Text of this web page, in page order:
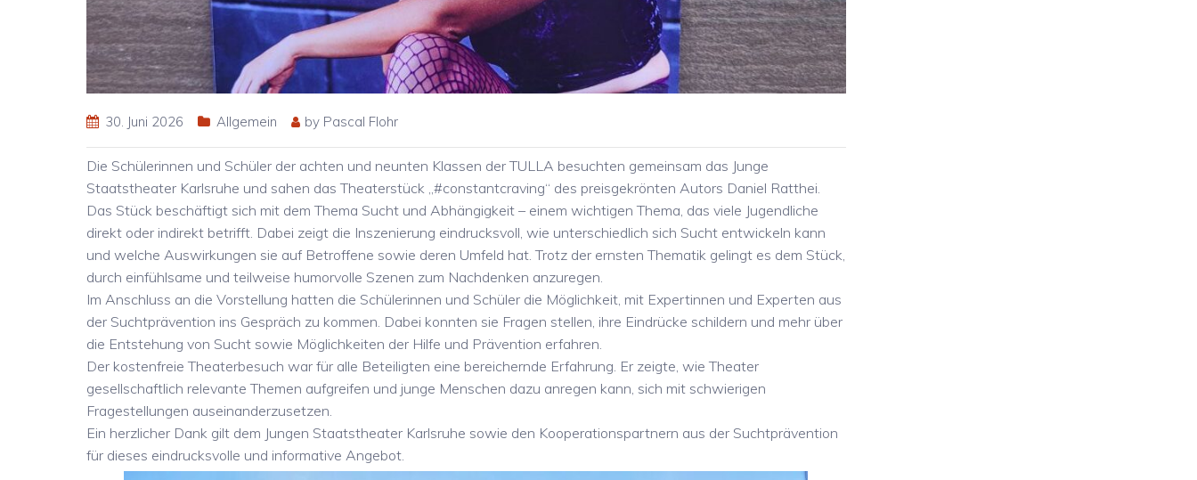
30. Juni 2026 Allgemein by Pascal Flohr
Die Schülerinnen und Schüler der achten und neunten Klassen der TULLA besuchten gemeinsam das Junge
Staatstheater Karlsruhe und sahen das Theaterstück „#constantcraving“ des preisgekrönten Autors Daniel Ratthei.
Das Stück beschäftigt sich mit dem Thema Sucht und Abhängigkeit – einem wichtigen Thema, das viele Jugendliche
direkt oder indirekt betrifft. Dabei zeigt die Inszenierung eindrucksvoll, wie unterschiedlich sich Sucht entwickeln kann
und welche Auswirkungen sie auf Betroffene sowie deren Umfeld hat. Trotz der ernsten Thematik gelingt es dem Stück,
durch einfühlsame und teilweise humorvolle Szenen zum Nachdenken anzuregen.
Im Anschluss an die Vorstellung hatten die Schülerinnen und Schüler die Möglichkeit, mit Expertinnen und Experten aus
der Suchtprävention ins Gespräch zu kommen. Dabei konnten sie Fragen stellen, ihre Eindrücke schildern und mehr über
die Entstehung von Sucht sowie Möglichkeiten der Hilfe und Prävention erfahren.
Der kostenfreie Theaterbesuch war für alle Beteiligten eine bereichernde Erfahrung. Er zeigte, wie Theater
gesellschaftlich relevante Themen aufgreifen und junge Menschen dazu anregen kann, sich mit schwierigen
Fragestellungen auseinanderzusetzen.
Ein herzlicher Dank gilt dem Jungen Staatstheater Karlsruhe sowie den Kooperationspartnern aus der Suchtprävention
für dieses eindrucksvolle und informative Angebot.